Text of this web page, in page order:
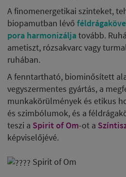
A finomenergetikai szinteket,
biopamutban lévő
pora harmonizáljatovább.
ametiszt, rózsakvarc vagy
ruhában.
A fenntartható, biominősített
vegyszermentes gyártás, a
munkakörülmények és etikus
és szimbólumok, és a
teszi a Spirit of Om-ot a
képviselőjévé.
Spirit of Om